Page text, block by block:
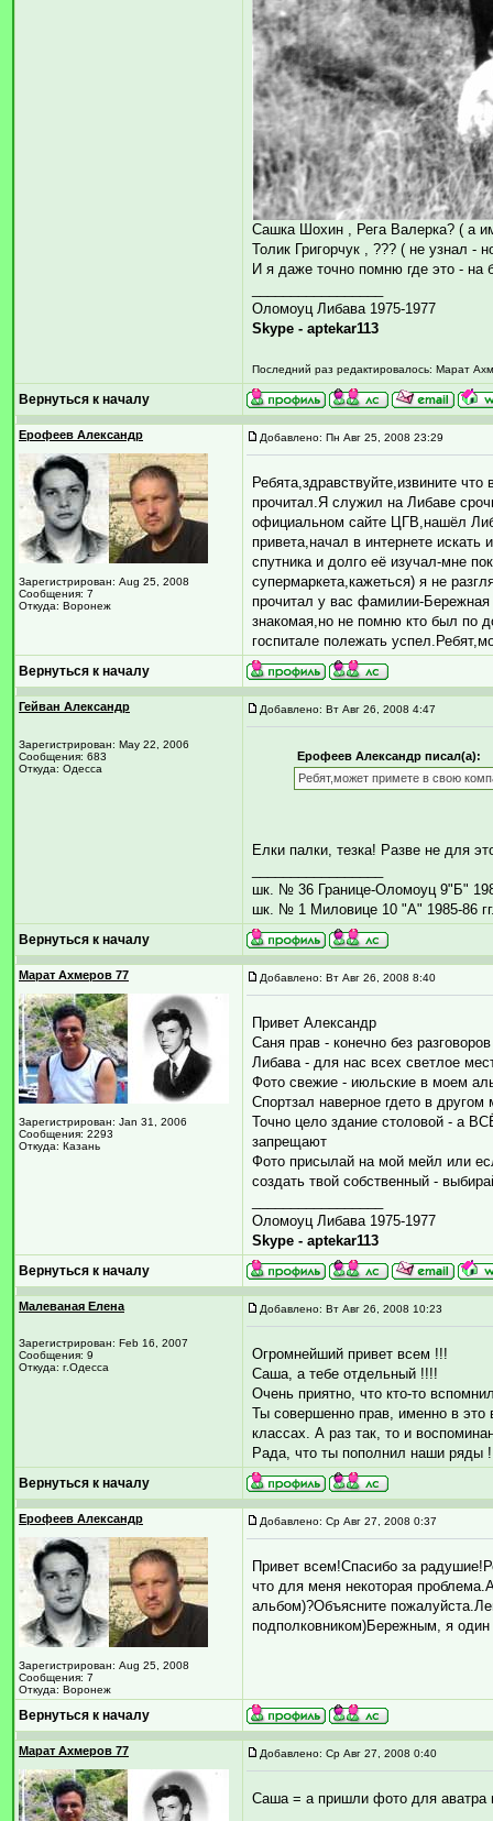
Сашка Шохин , Рега Валерка? ( а
Толик Григорчук , ??? ( не узнал -
И я даже точно помню где это - на
Оломоуц Либава 1975-1977
Skype - aptekar113
Последний раз редактировалось: Марат
Вернуться к началу
Ерофеев Александр
Зарегистрирован: Aug 25, 2008
Сообщения: 7
Откуда: Воронеж
Добавлено: Пн Авг 25, 2008 23:29
Ребята,здравствуйте,извините
прочитал.Я служил на Либаве
официальном сайте ЦГВ,нашёл
привета,начал в интернете
спутника и долго её изучал-мне
супермаркета,кажеться) я не
прочитал у вас фамилии-
знакомая,но не помню кто был по
госпитале полежать
Вернуться к началу
Гейван Александр
Зарегистрирован: May 22, 2006
Сообщения: 683
Откуда: Одесса
Добавлено: Вт Авг 26, 2008 4:47
Ерофеев Александр писал(а):
Ребят,может примете в свою
Елки палки, тезка! Разве не для
шк. № 36 Границе-Оломоуц 9"Б"
шк. № 1 Миловице 10 "А" 1985-86
Вернуться к началу
Марат Ахмеров 77
Зарегистрирован: Jan 31, 2006
Сообщения: 2293
Откуда: Казань
Добавлено: Вт Авг 26, 2008 8:40
Привет Александр
Саня прав - конечно без
Либава - для нас всех светлое
Фото свежие - июльские в моем
Спортзал наверное гдето в
Точно цело здание столовой - а
запрещают
Фото присылай на мой мейл или
создать твой собственный -
Оломоуц Либава 1975-1977
Skype - aptekar113
Вернуться к началу
Малеваная Елена
Зарегистрирован: Feb 16, 2007
Сообщения: 9
Откуда: г.Одесса
Добавлено: Вт Авг 26, 2008 10:23
Огромнейший привет всем !!!
Саша, а тебе отдельный !!!!
Очень приятно, что кто-то
Ты совершенно прав, именно в
классах. А раз так, то и
Рада, что ты пополнил наши ряды
Вернуться к началу
Ерофеев Александр
Зарегистрирован: Aug 25, 2008
Сообщения: 7
Откуда: Воронеж
Добавлено: Ср Авг 27, 2008 0:37
Привет всем!Спасибо за
что для меня некоторая
альбом)?Объясните
подполковником)Бережным, я
Вернуться к началу
Марат Ахмеров 77 Добавлено: Ср Авг 27, 2008 0:40
Саша = а пришли фото для аватра